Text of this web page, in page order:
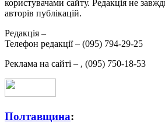
користувачами сайту. Редакція не
авторів публікацій.
Редакція –
Телефон редакції – (095) 794-29-25
Реклама на сайті – , (095) 750-18-53
Полтавщина: